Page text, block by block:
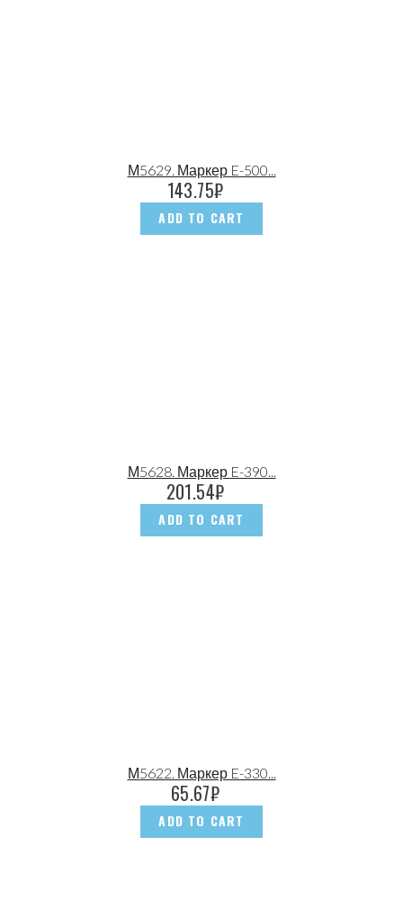
М5629. Маркер E-500...
143.75₽
ADD TO CART
М5628. Маркер E-390...
201.54₽
ADD TO CART
М5622. Маркер E-330...
65.67₽
ADD TO CART